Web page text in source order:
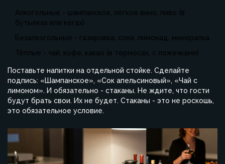
Алкогольные - шампанское, лёгкое вино, пиво (в
бутылках или кегах)
Безалкогольные - газировка, соки, лимонад, минералка
Тёплые - чай, кофе, какао (в термосах, с ложечками)
Поставьте напитки на отдельной стойке. Сделайте
подпись: «Шампанское», «Сок апельсиновый», «Чай с
лимоном». И обязательно - стаканы. Не ждите, что гости
будут брать свои. Их не будет. Стаканы - это не роскошь,
это обязательное условие.